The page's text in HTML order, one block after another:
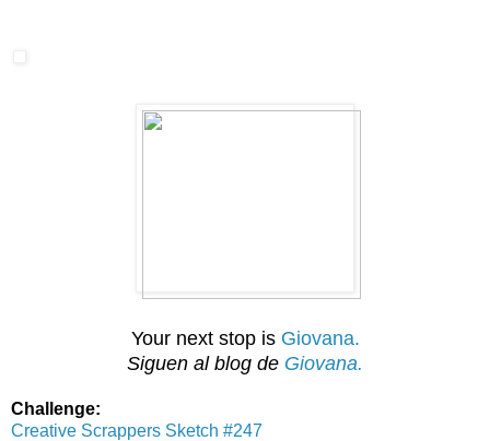
Your next stop isGiovana.
Siguen al blog de Giovana.
Challenge:
Creative Scrappers Sketch #247